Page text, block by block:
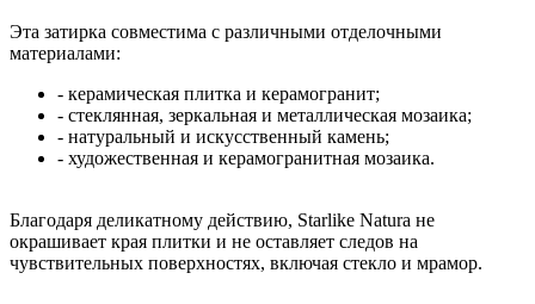
Эта затирка совместима с различными отделочными
материалами:
- керамическая плитка и керамогранит;
- стеклянная, зеркальная и металлическая мозаика;
- натуральный и искусственный камень;
- художественная и керамогранитная мозаика.
Благодаря деликатному действию, Starlike Natura не
окрашивает края плитки и не оставляет следов на
чувствительных поверхностях, включая стекло и мрамор.